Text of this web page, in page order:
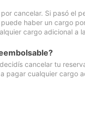
cancelar. Si pasó el
haber un cargo
cargo adicional a
cancelar tu
pagar cualquier cargo